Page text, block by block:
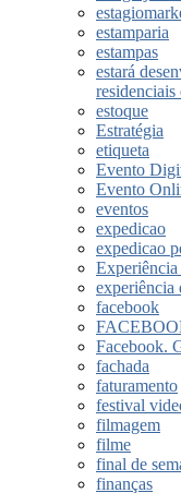
estamparia
estampas
estará
residenciais
estoque
Estratégia
etiqueta
Evento
Evento
eventos
expedicao
expedicao
experiência
facebook
Facebook.
fachada
faturamento
festival
filmagem
filme
final de
finanças